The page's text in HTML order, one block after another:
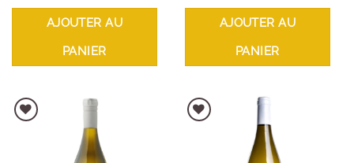
AJOUTER AU
PANIER
AJOUTER AU
PANIER
AJOUTER À LA LISTE D'ENVIES AJOUTER À LA LISTE D'ENVIES